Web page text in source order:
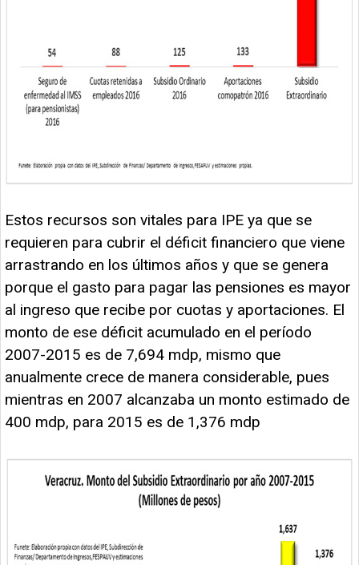
Estos recursos son vitales para IPE ya que se
requieren para cubrir el déficit financiero que viene
arrastrando en los últimos años y que se genera
porque el gasto para pagar las pensiones es mayor
al ingreso que recibe por cuotas y aportaciones. El
monto de ese déficit acumulado en el período
2007-2015 es de 7,694 mdp, mismo que
anualmente crece de manera considerable, pues
mientras en 2007 alcanzaba un monto estimado de
400 mdp, para 2015 es de 1,376 mdp